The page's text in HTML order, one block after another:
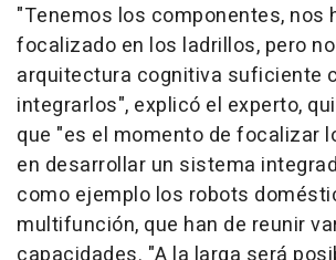
"Tenemos los componentes, nos
focalizado en los ladrillos, pero
arquitectura cognitiva suficiente
integrarlos", explicó el experto,
que "es el momento de focalizar
en desarrollar un sistema
como ejemplo los robots
multifunción, que han de reunir